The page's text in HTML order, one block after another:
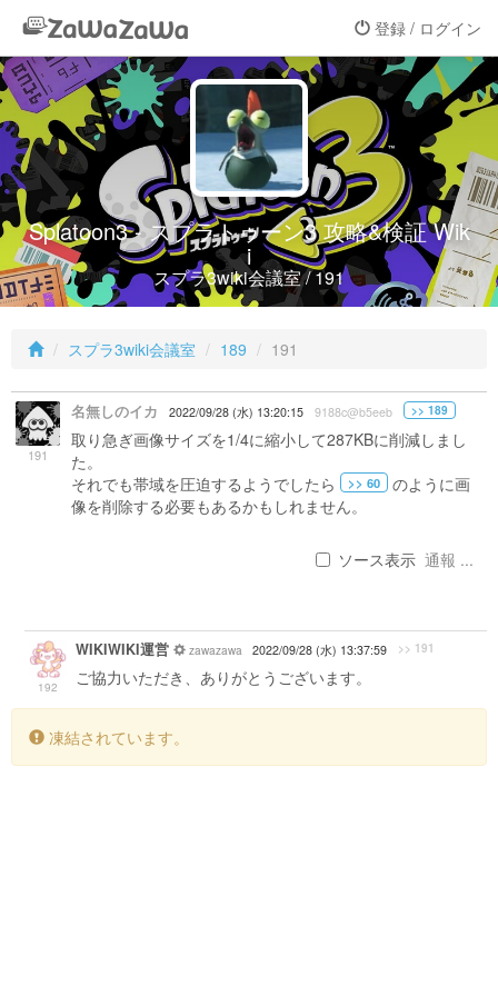
登録 / ログイン
Splatoon3 - スプラトゥーン3 攻略&検証 Wik
i
スプラ3wiki会議室 / 191
スプラ3wiki会議室 189 191
191
名無しのイカ 2022/09/28 (水) 13:20:15 9188c@b5eeb >> 189
取り急ぎ画像サイズを1/4に縮小して287KBに削減しまし
た。
それでも帯域を圧迫するようでしたら
>> 60
のように画
像を削除する必要もあるかもしれません。
ソース表示 通報 ...
192
WIKIWIKI運営 zawazawa 2022/09/28 (水) 13:37:59 >> 191
ご協力いただき、ありがとうございます。
凍結されています。